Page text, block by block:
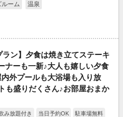
ルーム 温泉
ラン】夕食は焼き立てステーキ
ナーも一新♪大人も嬉しい夕食
外プールも大浴場も入り放
も盛りだくさん♪お部屋おまか
み放題付き 当日予約OK
駐車場無料